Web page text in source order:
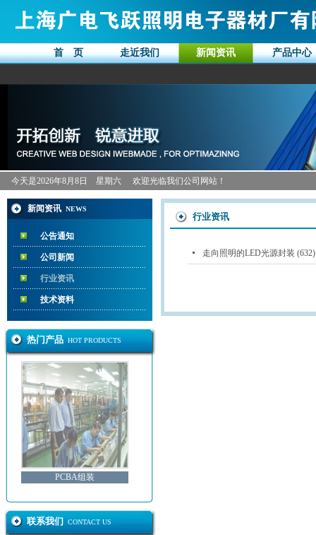
首 页 走近我们 新闻资讯 产品中心
今天是2026年8月8日 星期六 欢迎光临我们公司网站！
新闻资讯 NEWS
公告通知
公司新闻
行业资讯
技术资料
热门产品 HOT PRODUCTS
PCBA组装
联系我们 CONTACT US
行业资讯
走向照明的LED光源封装 (632)